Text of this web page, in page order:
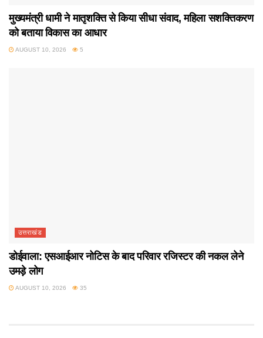
मुख्यमंत्री धामी ने मातृशक्ति से किया सीधा संवाद, महिला सशक्तिकरण
को बताया विकास का आधार
AUGUST 10, 2026 5
उत्तराखंड
डोईवाला: एसआईआर नोटिस के बाद परिवार रजिस्टर की नकल लेने
उमड़े लोग
AUGUST 10, 2026 35